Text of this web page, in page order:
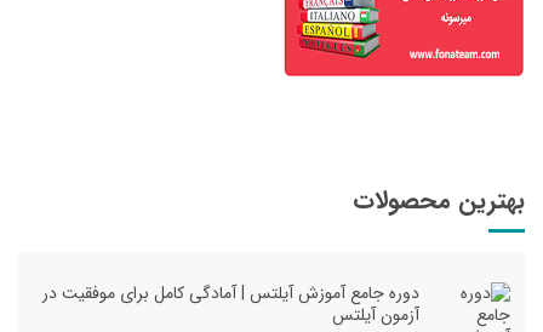
بهترین محصولات
دوره جامع آموزش آیلتس | آمادگی کامل برای موفقیت در
آزمون آیلتس